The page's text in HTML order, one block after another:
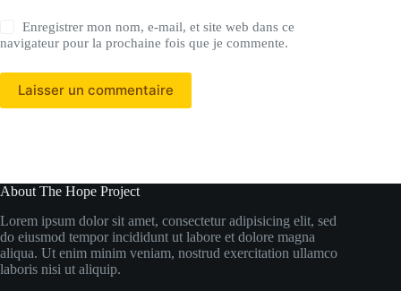
Enregistrer mon nom, e-mail, et site web dans ce
navigateur pour la prochaine fois que je commente.
Laisser un commentaire
About The Hope Project
Lorem ipsum dolor sit amet, consectetur adipisicing elit, sed
do eiusmod tempor incididunt ut labore et dolore magna
aliqua. Ut enim minim veniam, nostrud exercitation ullamco
laboris nisi ut aliquip.